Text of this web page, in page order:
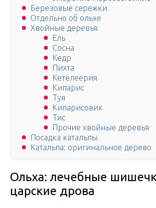
Березовые сережки
Отдельно об ольхе
Хвойные деревья
Ель
Сосна
Кедр
Пихта
Кетелеерия
Кипарис
Туя
Кипарисовик
Тис
Прочие хвойные деревья
Посадка катальпы
Катальпа: оригинальное дерево
Ольха: лечебные
царские дрова